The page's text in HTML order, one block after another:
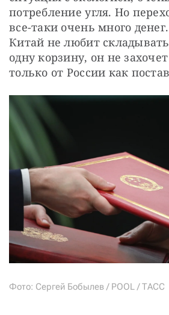
потребление угля. Но
все-таки очень много
Китай не любит
одну корзину, он не
только от России как
Фото: Сергей Бобылев / POOL / ТАСС